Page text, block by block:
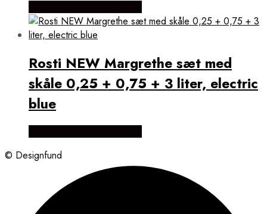
Rosti NEW Margrethe sæt med
skåle 0,25 + 0,75 + 3 liter, electric
blue
© Designfund